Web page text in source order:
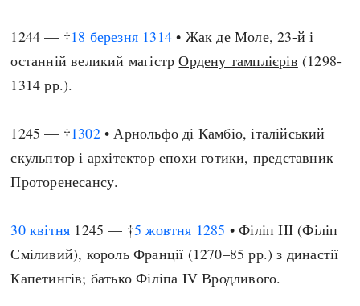
1244 — †18 березня 1314 • Жак де Моле, 23-й і
останній великий магістрОрдену тамплієрів (1298-
1314 рр.).
1245 — †1302• Арнольфо ді Камбіо, італійський
скульптор і архітектор епохи готики, представник
Проторенесансу.
30 квітня 1245 — †5 жовтня 1285 • Філіп III (Філіп
Сміливий), король Франції (1270–85 рр.) з династії
Капетингів; батько Філіпа IV Вродливого.